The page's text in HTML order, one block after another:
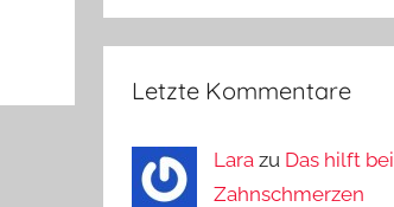
Letzte Kommentare
Larazu Das hilft bei
Zahnschmerzen